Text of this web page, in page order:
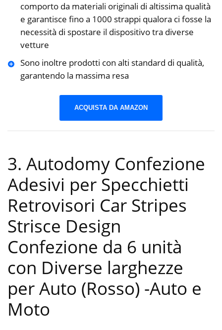
comporto da materiali originali di altissima qualità
e garantisce fino a 1000 strappi qualora ci fosse la
necessità di spostare il dispositivo tra diverse
vetture
Sono inoltre prodotti con alti standard di qualità,
garantendo la massima resa
ACQUISTA DA AMAZON
3. Autodomy Confezione
Adesivi per Specchietti
Retrovisori Car Stripes
Strisce Design
Confezione da 6 unità
con Diverse larghezze
per Auto (Rosso) -Auto e
Moto